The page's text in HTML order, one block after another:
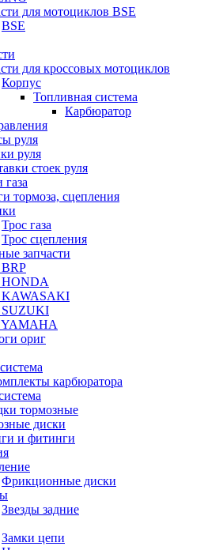
для мотоциклов BSE
BSE
для кроссовых мотоциклов
Корпус
Топливная система
Карбюратор
руля
руля
стоек руля
газа
тормоза, сцепления
Трос газа
Трос сцепления
запчасти
ориг
карбюратора
тормозные
диски
и фитинги
Фрикционные диски
Звезды задние
Замки цепи